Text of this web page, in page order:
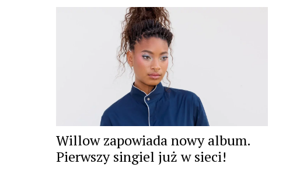
Willow zapowiada nowy album.
Pierwszy singiel już w sieci!